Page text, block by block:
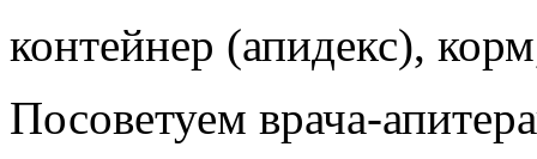
контейнер (апидекс),
Посоветуем врача-